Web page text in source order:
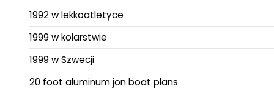
1992 w lekkoatletyce
1999 w kolarstwie
1999 w Szwecji
20 foot aluminum jon boat plans